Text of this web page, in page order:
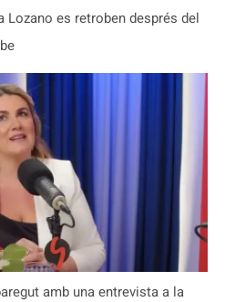
Lozano es retroben després del
amb una entrevista a la